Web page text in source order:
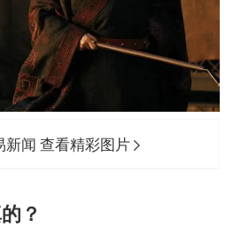
新闻 查看精彩图片
？